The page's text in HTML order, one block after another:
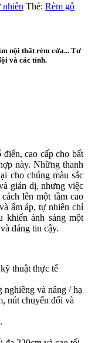
nhiên Thẻ: Rèm gỗ
nội thất rèm cửa... Tư
và các tỉnh.
cao cấp cho bất
này. Những thanh
cho chúng màu sắc
giản dị, nhưng việc
lên một tầm cao
ấm áp, tự nhiên chỉ
khiển ánh sáng một
đáng tin cậy.
thuật thực tế
nghiêng và nâng / hạ
nút chuyển đổi và